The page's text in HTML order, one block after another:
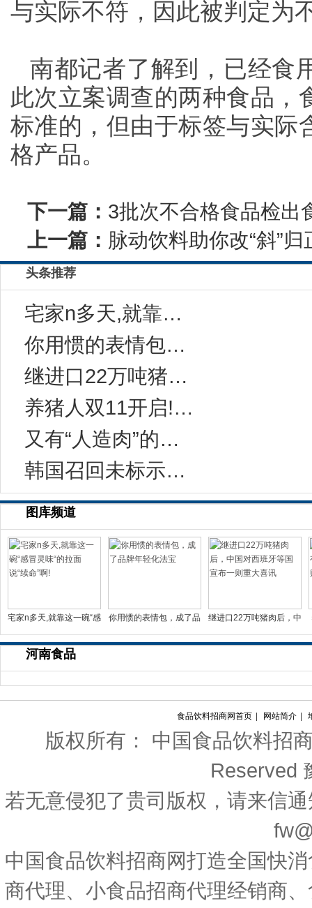
与实际不符，因此被判定为
南都记者了解到，已经食
此次立案调查的两种食品，
标准的，但由于标签与实际
格产品。
下一篇： 3批次不合格食品检出
上一篇： 脉动饮料助你改“斜”
头条推荐
宅家n多天,就靠这一碗“感冒灵味“的拉面说
你用惯的表情包，成了品牌年轻化法宝
继进口22万吨猪肉后，中国对西班牙等国宣布一
养猪人双11开启!今年有10万家猪场在网上采
又有“人造肉”的事儿？科学家：无需饲养和屠宰
韩国召回未标示致敏成分的健康功能食品
图库频道
宅家n多天,就靠这一碗“感
你用惯的表情包，成了品
继进口22万吨猪肉后，中
河南食品
食品饮料招商网首页 网站简介
版权所有： 中国食品饮料招
Reserved
若无意侵犯了贵司版权，请来信
中国食品饮料招商网打造全国快
商代理、小食品招商代理经销商